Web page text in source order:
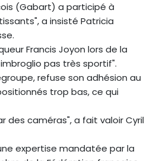
(Gabart) a participé à
a insisté Patricia
Francis Joyon lors de la
pas très sportif".
refuse son adhésion au
trop bas, ce qui
des caméras", a fait valoir Cyril
expertise mandatée par la